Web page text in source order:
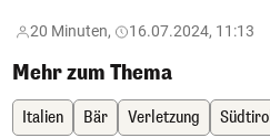
20 Minuten, 16.07.2024, 11:13
Mehr zum Thema
Italien Bär Verletzung Südtirol